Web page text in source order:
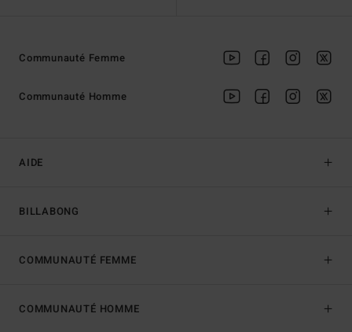
AIDE
BILLABONG
Communauté Femme
Communauté Homme
COMMUNAUTÉ FEMME
COMMUNAUTÉ HOMME